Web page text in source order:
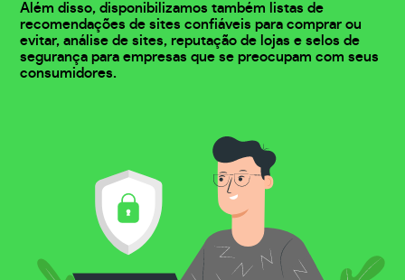
Além disso, disponibilizamos também listas de
recomendações de sites confiáveis para comprar ou
evitar, análise de sites, reputação de lojas e selos de
segurança para empresas que se preocupam com seus
consumidores.